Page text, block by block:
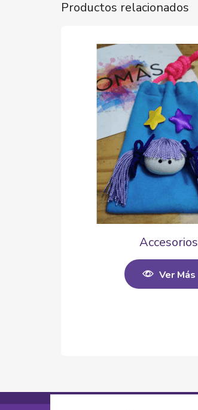
Productos relacionados
Accesorios
Ver Más